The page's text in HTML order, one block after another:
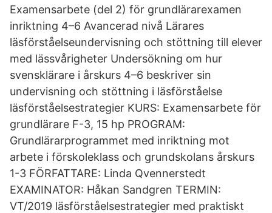
Examensarbete (del 2) för grundlärarexamen
inriktning 4–6 Avancerad nivå Lärares
läsförståelseundervisning och stöttning till elever
med lässvårigheter Undersökning om hur
svensklärare i årskurs 4–6 beskriver sin
undervisning och stöttning i läsförståelse
läsförståelsestrategier KURS: Examensarbete för
grundlärare F-3, 15 hp PROGRAM:
Grundlärarprogrammet med inriktning mot
arbete i förskoleklass och grundskolans årskurs
1-3 FÖRFATTARE: Linda Qvennerstedt
EXAMINATOR: Håkan Sandgren TERMIN:
VT/2019 läsförståelsestrategier med praktiskt